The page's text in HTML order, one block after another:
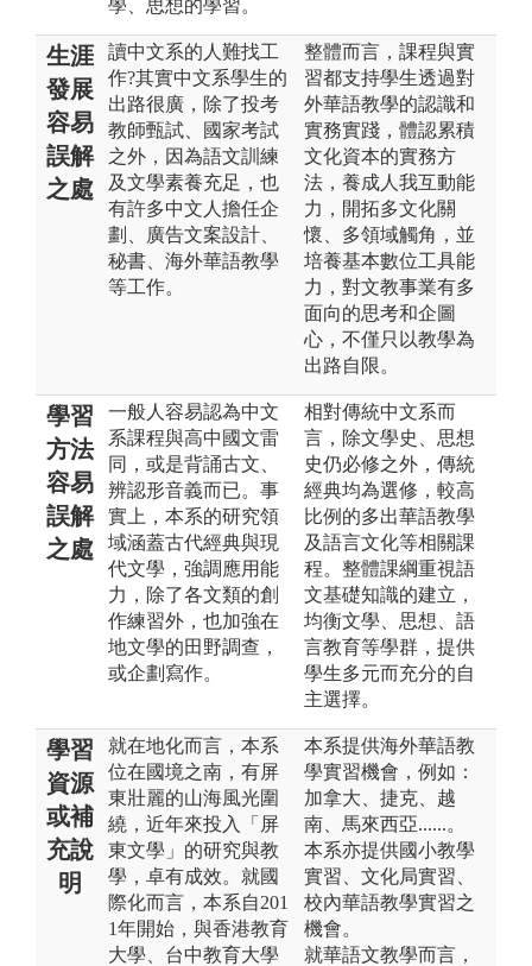
學、思想的學習。
生涯
發展
容易
誤解
之處
讀中文系的人難找工
作?其實中文系學生的
出路很廣，除了投考
教師甄試、國家考試
之外，因為語文訓練
及文學素養充足，也
有許多中文人擔任企
劃、廣告文案設計、
秘書、海外華語教學
等工作。
整體而言，課程與實
習都支持學生透過對
外華語教學的認識和
實務實踐，體認累積
文化資本的實務方
法，養成人我互動能
力，開拓多文化關
懷、多領域觸角，並
培養基本數位工具能
力，對文教事業有多
面向的思考和企圖
心，不僅只以教學為
出路自限。
學習
方法
容易
誤解
之處
一般人容易認為中文
系課程與高中國文雷
同，或是背誦古文、
辨認形音義而已。事
實上，本系的研究領
域涵蓋古代經典與現
代文學，強調應用能
力，除了各文類的創
作練習外，也加強在
地文學的田野調查，
或企劃寫作。
相對傳統中文系而
言，除文學史、思想
史仍必修之外，傳統
經典均為選修，較高
比例的多出華語教學
及語言文化等相關課
程。整體課綱重視語
文基礎知識的建立，
均衡文學、思想、語
言教育等學群，提供
學生多元而充分的自
主選擇。
學習
資源
或補
充說
明
就在地化而言，本系
位在國境之南，有屏
東壯麗的山海風光圍
繞，近年來投入「屏
東文學」的研究與教
學，卓有成效。就國
際化而言，本系自201
1年開始，與香港教育
大學、台中教育大學
本系提供海外華語教
學實習機會，例如：
加拿大、捷克、越
南、馬來西亞......。
本系亦提供國小教學
實習、文化局實習、
校內華語教學實習之
機會。
就華語文教學而言，